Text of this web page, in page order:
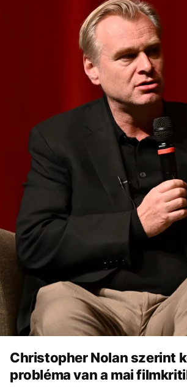
Christopher Nolan szerint
probléma van a mai